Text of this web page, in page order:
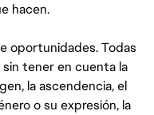
hacen.
oportunidades. Todas
tener en cuenta la
la ascendencia, el
o su expresión, la